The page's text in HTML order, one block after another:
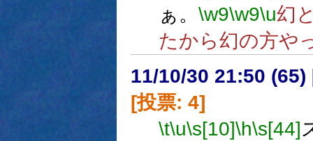
ぁ。 \w9\w9\u幻
たから幻の方や
11/10/30 21:50 (65)
[投票: 4]
\t\u\s[10]\h\s[44]